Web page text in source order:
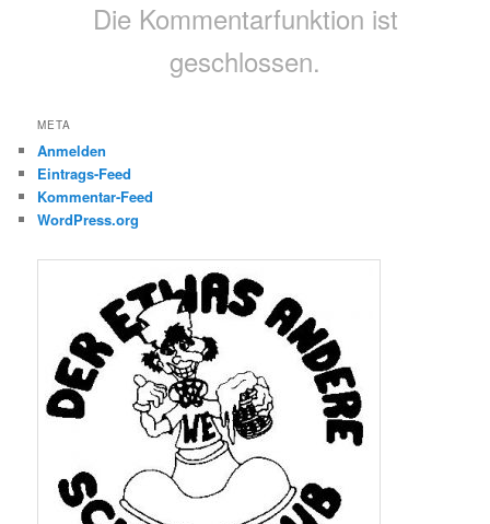
Die Kommentarfunktion ist
geschlossen.
META
Anmelden
Eintrags-Feed
Kommentar-Feed
WordPress.org